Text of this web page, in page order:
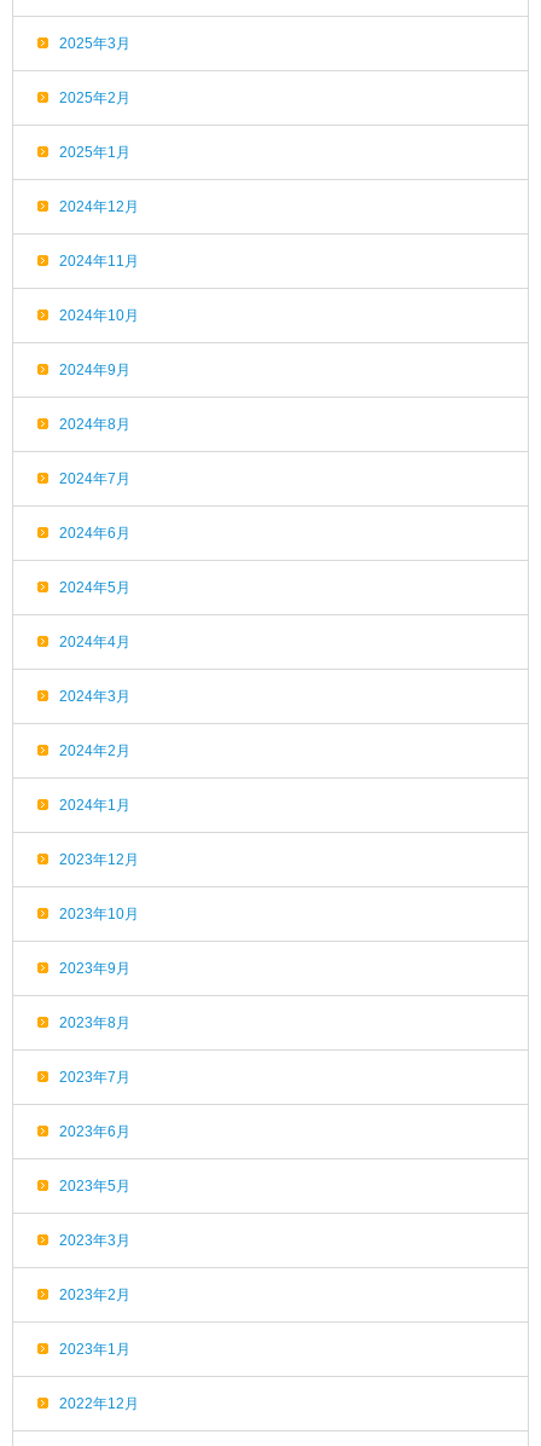
2025年3月
2025年2月
2025年1月
2024年12月
2024年11月
2024年10月
2024年9月
2024年8月
2024年7月
2024年6月
2024年5月
2024年4月
2024年3月
2024年2月
2024年1月
2023年12月
2023年10月
2023年9月
2023年8月
2023年7月
2023年6月
2023年5月
2023年3月
2023年2月
2023年1月
2022年12月